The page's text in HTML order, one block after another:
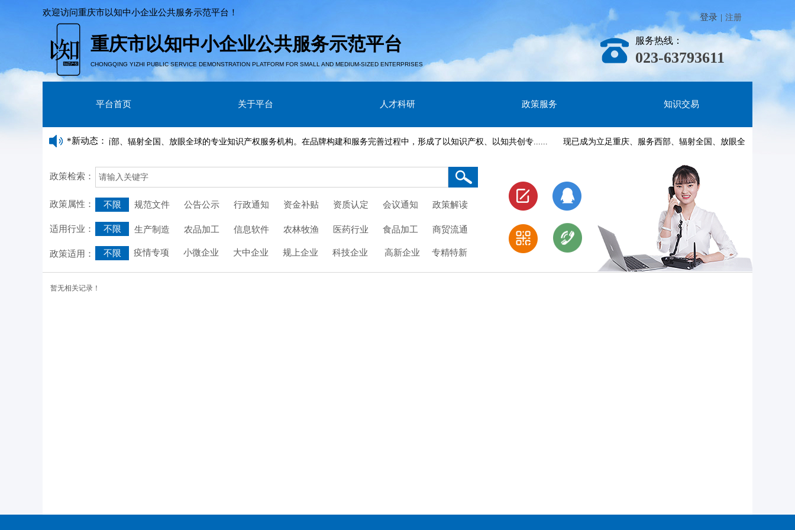
*新动态：
现已成为立足重庆、服务西部、辐射全国、放眼全球的专业知识产权服务机构。在品牌构建和服务完善过程中，形成了以知识产权、以知共创专...... 现已成为立足重庆、服务西部、辐射全国、放眼全球的专业知
欢迎访问重庆市以知中小企业公共服务示范平台 ！ 登录 | 注册
服务热线：
023-63793611
平台首页 关于平台 人才科研 政策服务 知识交易
CHONGQING YIZHI PUBLIC SERVICE DEMONSTRATION PLATFORM FOR SMALL AND MEDIUM-SIZED ENTERPRISES
重庆市以知中小企业公共服务示范平台
规范文件 公告公示 行政通知 资金补贴 资质认定 会议通知 政策解读
不限
不限 生产制造 农品加工 信息软件 农林牧渔 医药行业 食品加工 商贸流通
疫情专项 小微企业 大中企业 规上企业 科技企业 高新企业 专精特新
政策检索：
政策属性：
适用行业：
政策适用：
不限
暂无相关记录！